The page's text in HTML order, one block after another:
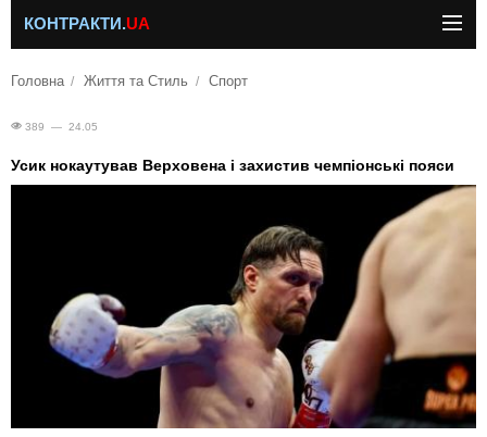
КОНТРАКТИ.UA
Головна Життя та Стиль Спорт
389 — 24.05
Усик нокаутував Верховена і захистив чемпіонські пояси